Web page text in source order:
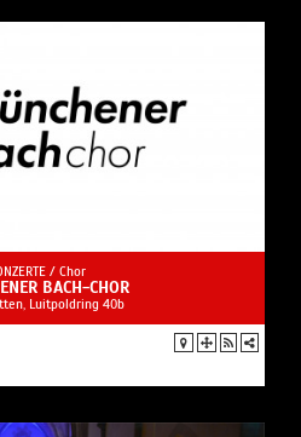
/ Chor
BACH-CHOR
Luitpoldring 40b